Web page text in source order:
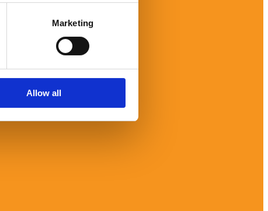
Marketing
Allow all